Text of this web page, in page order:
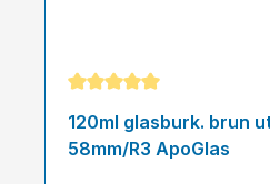
Genomsnittligt betyg
120ml glasburk. brun
58mm/R3 ApoGlas